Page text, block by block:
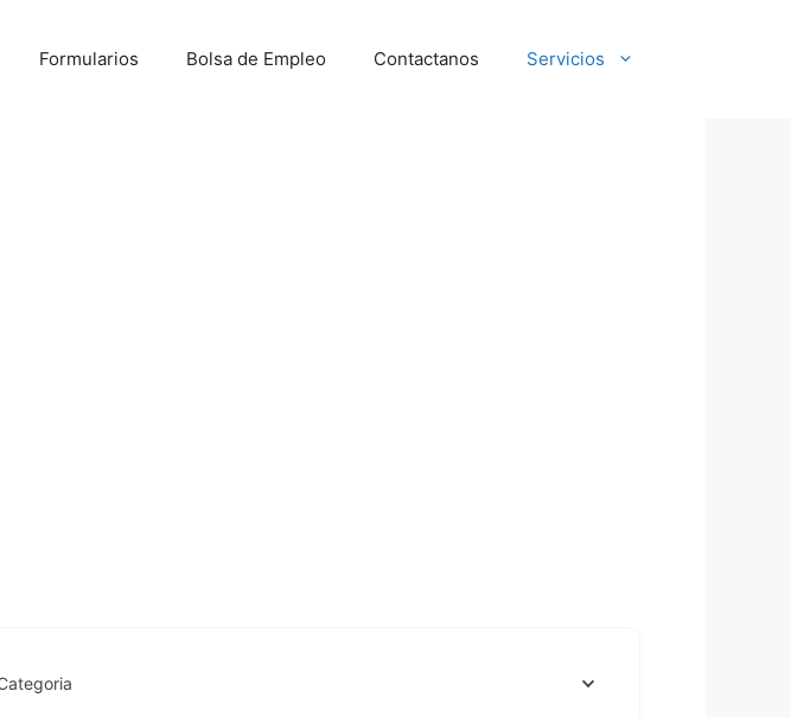
Formularios Bolsa de Empleo Contactanos Servicios